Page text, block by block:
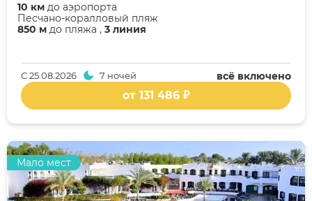
850 м до пляжа , 3 линия
Песчано-коралловый пляж
10 км до аэропорта
всё включено
С25.08.2026 7 ночей
от 131 486 ₽
Мало мест